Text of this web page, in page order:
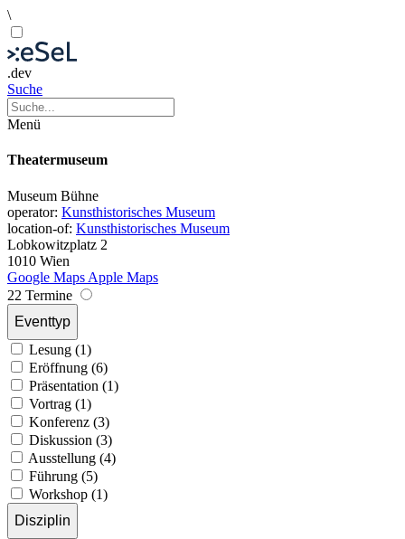
\
.dev
Suche
Menü
Theatermuseum
Museum Bühne
operator: Kunsthistorisches Museum
location-of: Kunsthistorisches Museum
Lobkowitzplatz 2
1010 Wien
Google Maps Apple Maps
22 Termine
Eventtyp
Lesung (1)
Eröffnung (6)
Präsentation (1)
Vortrag (1)
Konferenz (3)
Diskussion (3)
Ausstellung (4)
Führung (5)
Workshop (1)
Disziplin